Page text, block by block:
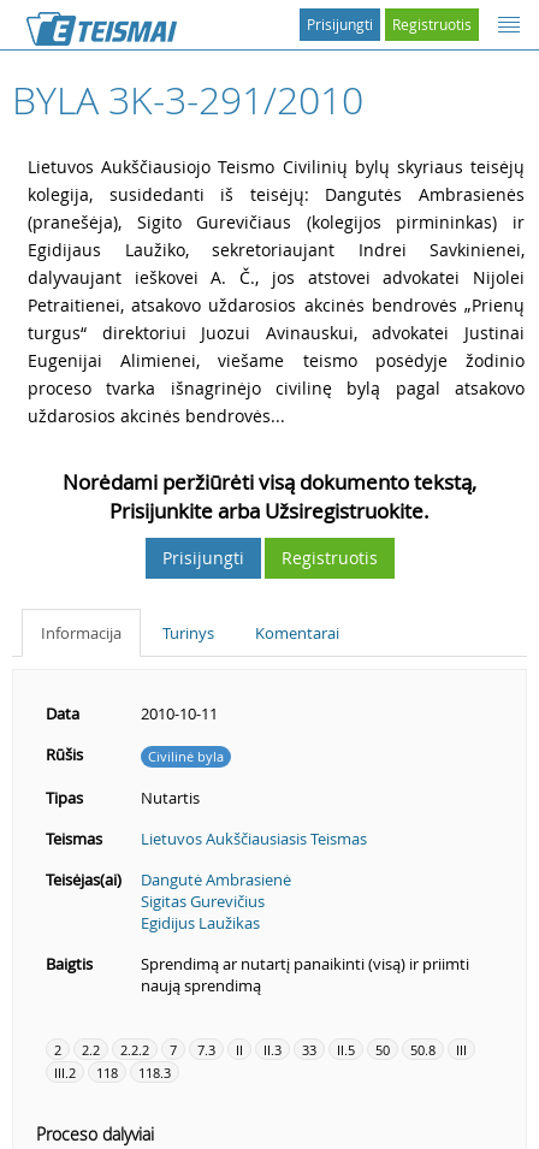
Registruotis
Prisijungti
BYLA 3K-3-291/2010
Lietuvos Aukščiausiojo Teismo Civilinių bylų skyriaus teisėjų
kolegija, susidedanti iš teisėjų: Dangutės Ambrasienės
(pranešėja), Sigito Gurevičiaus (kolegijos pirmininkas) ir
Egidijaus Laužiko, sekretoriaujant Indrei Savkinienei,
dalyvaujant ieškovei A. Č., jos atstovei advokatei Nijolei
Petraitienei, atsakovo uždarosios akcinės bendrovės „Prienų
turgus“ direktoriui Juozui Avinauskui, advokatei Justinai
Eugenijai Alimienei, viešame teismo posėdyje žodinio
proceso tvarka išnagrinėjo civilinę bylą pagal atsakovo
uždarosios akcinės bendrovės...
Norėdami peržiūrėti visą dokumento tekstą,
Prisijunkite arba Užsiregistruokite.
Prisijungti Registruotis
Informacija Turinys Komentarai
Data
2010-10-11
Rūšis
Civilinė byla
Tipas
Nutartis
Teismas
Lietuvos Aukščiausiasis Teismas
Teisėjas(ai)
Dangutė Ambrasienė
Sigitas Gurevičius
Egidijus Laužikas
Baigtis
Sprendimą ar nutartį panaikinti (visą) ir priimti
naują sprendimą
2 2.2 2.2.2 7 7.3 II II.3 33 II.5 50 50.8
III
III.2
118 118.3
Proceso dalyviai